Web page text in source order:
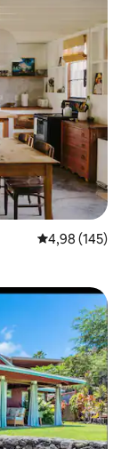
Priemerné
4,98 (145)